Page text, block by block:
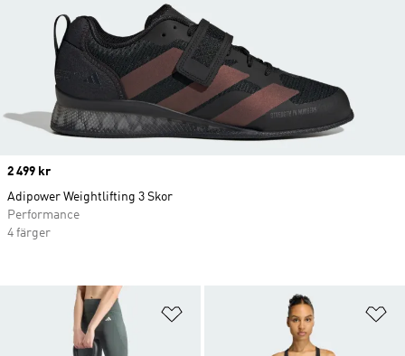
Lägg till på önskelistan
Price
2 499 kr
Adipower Weightlifting 3 Skor
Performance
4 färger